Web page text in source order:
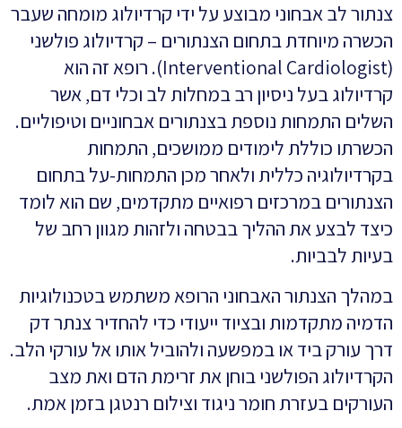
צנתור לב אבחוני מבוצע על ידי קרדיולוג מומחה שעבר
הכשרה מיוחדת בתחום הצנתורים – קרדיולוג פולשני
(Interventional Cardiologist). רופא זה הוא
קרדיולוג בעל ניסיון רב במחלות לב וכלי דם, אשר
השלים התמחות נוספת בצנתורים אבחוניים וטיפוליים.
הכשרתו כוללת לימודים ממושכים, התמחות
בקרדיולוגיה כללית ולאחר מכן התמחות-על בתחום
הצנתורים במרכזים רפואיים מתקדמים, שם הוא לומד
כיצד לבצע את ההליך בבטחה ולזהות מגוון רחב של
בעיות לבביות.
במהלך הצנתור האבחוני הרופא משתמש בטכנולוגיות
הדמיה מתקדמות ובציוד ייעודי כדי להחדיר צנתר דק
דרך עורק ביד או במפשעה ולהוביל אותו אל עורקי הלב.
הקרדיולוג הפולשני בוחן את זרימת הדם ואת מצב
העורקים בעזרת חומר ניגוד וצילום רנטגן בזמן אמת.